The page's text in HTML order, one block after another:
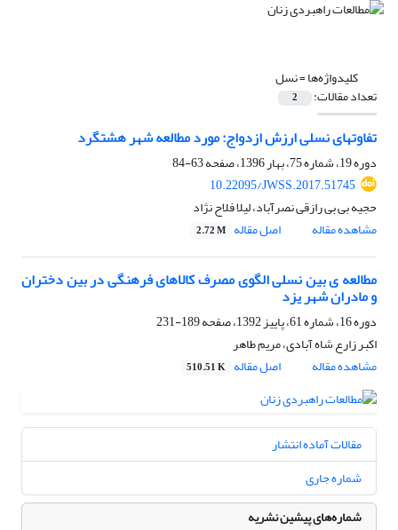
کلیدواژه‌ها =نسل
تعداد مقالات: 2
تفاوتهای نسلی ارزش ازدواج: مورد مطالعه شهر هشتگرد
دوره 19، شماره 75، بهار 1396، صفحه
63-84
10.22095/JWSS.2017.51745
حجیه بی بی رازقی نصرآباد، لیلا فلاح نژاد
مشاهده مقاله
اصل مقاله 2.72 M
مطالعه ی بین نسلی الگوی مصرف کالاهای فرهنگی در بین دختران
و مادران شهر یزد
دوره 16، شماره 61، پاییز 1392، صفحه
189-231
اکبر زارع شاه آبادی، مریم طاهر
مشاهده مقاله
اصل مقاله 510.51 K
مقالات آماده انتشار
شماره جاری
شماره‌های پیشین نشریه